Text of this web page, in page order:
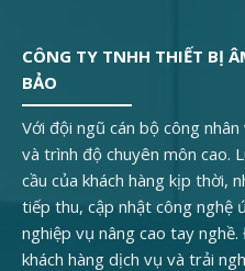
CÔNG TY TNHH THIẾT BỊ
BẢO
Với đội ngũ cán bộ công
và trình độ chuyên môn cao.
cầu của khách hàng kịp thời,
tiếp thu, cập nhật công nghệ
nghiệp vụ nâng cao tay
khách hàng dịch vụ và trải